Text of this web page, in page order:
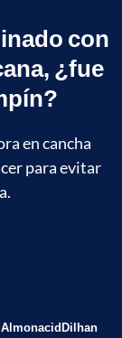
con
¿fue
en cancha
para evitar